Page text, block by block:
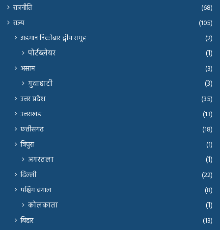
राजनीति
(68)
राज्य
(105)
अंडमान निकोबार द्वीप समूह (2)
पोर्टब्लेयर (1)
असाम (3)
गुवाहाटी (3)
उत्तर प्रदेश
(35)
उत्तराखंड
(13)
छत्तीसगढ़
(18)
त्रिपुरा
(1)
अगरतला (1)
दिल्ली
(22)
पश्चिम बंगाल
(8)
कोलकाता (1)
बिहार
(13)